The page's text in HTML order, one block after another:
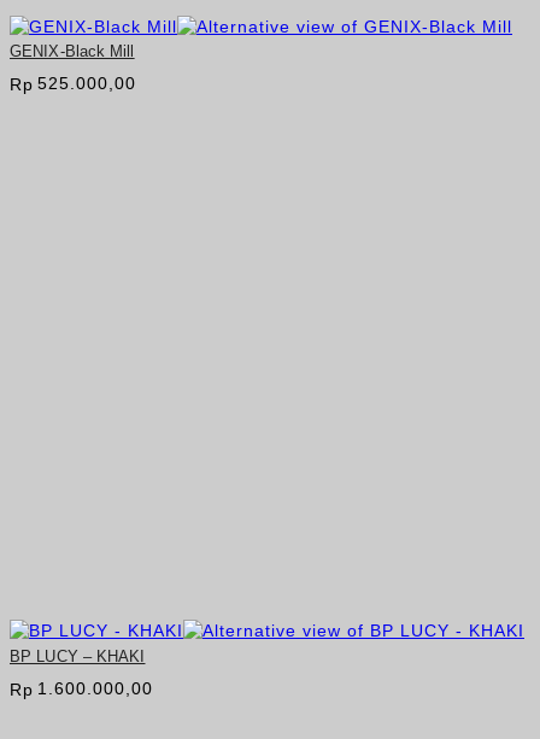
GENIX-Black Mill
Rp 525.000,00
BP LUCY – KHAKI
Rp 1.600.000,00